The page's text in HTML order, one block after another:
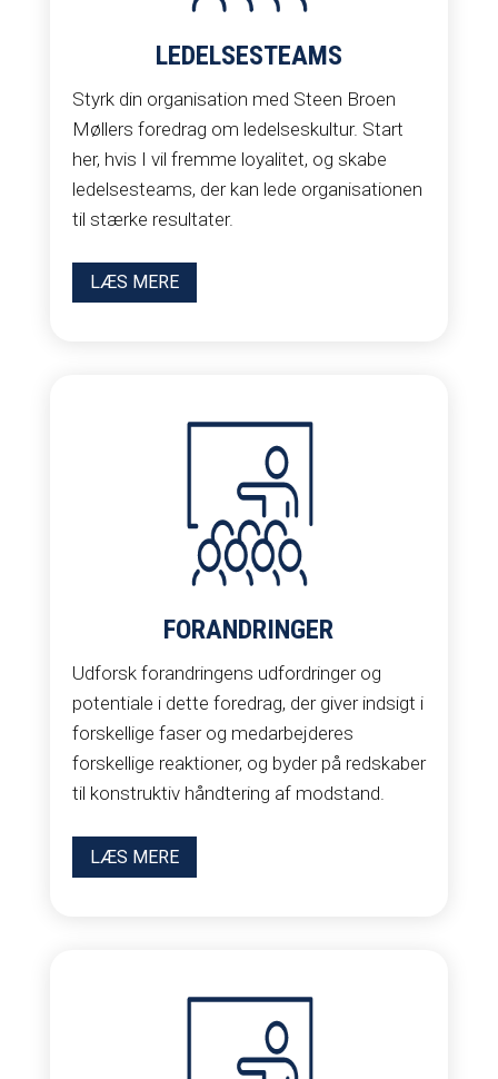
LEDELSESTEAMS
Styrk din organisation med Steen Broen
Møllers foredrag om ledelseskultur. Start
her, hvis I vil fremme loyalitet, og skabe
ledelsesteams, der kan lede organisationen
til stærke resultater.
LÆS MERE
FORANDRINGER
Udforsk forandringens udfordringer og
potentiale i dette foredrag, der giver indsigt i
forskellige faser og medarbejderes
forskellige reaktioner, og byder på redskaber
til konstruktiv håndtering af modstand.
LÆS MERE